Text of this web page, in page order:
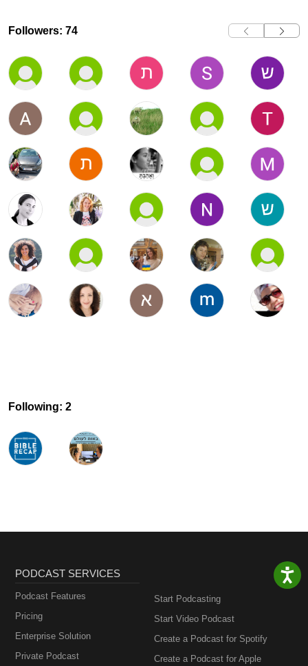
Followers: 74
Following: 2
PODCAST SERVICES
Podcast Features
Pricing
Enterprise Solution
Private Podcast
Start Podcasting
Start Video Podcast
Create a Podcast for Spotify
Create a Podcast for Apple